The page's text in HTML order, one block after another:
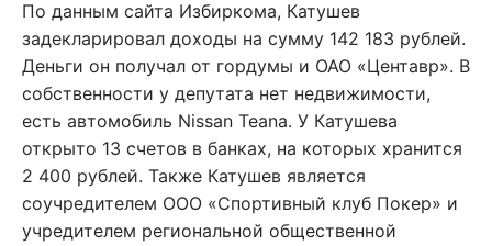
По данным сайта Избиркома, Катушев
задекларировал доходы на сумму 142 183 рублей.
Деньги он получал от гордумы и ОАО «Центавр». В
собственности у депутата нет недвижимости,
есть автомобиль Nissan Teana. У Катушева
открыто 13 счетов в банках, на которых хранится
2 400 рублей. Также Катушев является
соучредителем ООО «Спортивный клуб Покер» и
учредителем региональной общественной